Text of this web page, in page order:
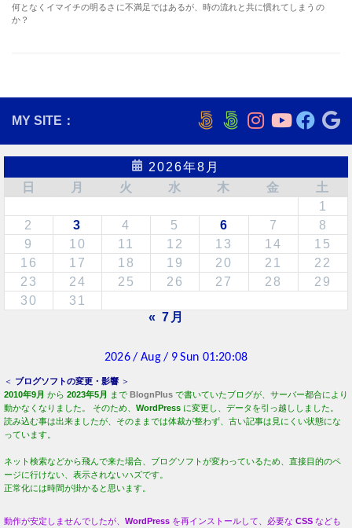
何となくイマイチの明るさに不満足ではあるが、時の流れと共に慣れてしまうの
か？
MY SITE：
2026年8月
日
月 火 水 木 金
土
1
2
3 4 5 6 7
8
9
10 11 12 13 14
15
16
17 18 19 20 21
22
23
24 25 26 27 28
29
30
31
« 7月
＜ ブログソフトの変更・影響 ＞
2010年9月 から 2023年5月 まで BlognPlus で書いていたブログが、サーバー都合により
動かなくなりました。 そのため、 WordPress に変更し、データを引っ越ししました。
読み込む事は出来ましたが、そのままでは体裁が整わず、古い記事は見にくい状態にな
っています。
ネット検索などから飛んで来た場合、ブログソフトが変わっているため、直接目的のペ
ージに行けない、表示されないハズです。
正常化には時間が掛かると思います。
動作が安定しませんでしたが、 WordPress を再インストールして、必要な CSS なども